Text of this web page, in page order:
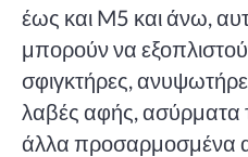
έως και M5 και άνω,
μπορούν να
σφιγκτήρες,
λαβές αφής, ασύρματα
άλλα προσαρμοσμένα